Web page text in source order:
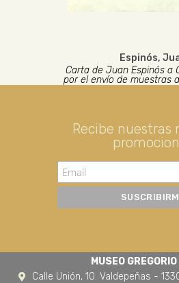
Espinós,
Carta de Juan Espinós a
por el envío de muestras
Recibe nuestras
MUSEO
Calle Unión, 10. Valdepeñas -